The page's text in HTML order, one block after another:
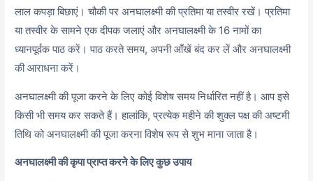
लाल कपड़ा बिछाएं। चौकी पर अनघालक्ष्मी की प्रतिमा या तस्वीर रखें। प्रतिमा
या तस्वीर के सामने एक दीपक जलाएं और अनघालक्ष्मी के 16 नामों का
ध्यानपूर्वक पाठ करें। पाठ करते समय, अपनी आँखें बंद कर लें और अनघालक्ष्मी
की आराधना करें।
अनघालक्ष्मी की पूजा करने के लिए कोई विशेष समय निर्धारित नहीं है। आप इसे
किसी भी समय कर सकते हैं। हालांकि, प्रत्येक महीने की शुक्ल पक्ष की अष्टमी
तिथि को अनघालक्ष्मी की पूजा करना विशेष रूप से शुभ माना जाता है।
अनघालक्ष्मी की कृपा प्राप्त करने के लिए कुछ उपाय